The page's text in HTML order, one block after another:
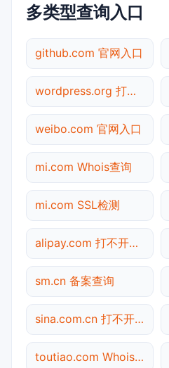
多类型查询入口
github.com 官网入口
wordpress.org 打不开检测
weibo.com 官网入口
mi.com Whois查询
mi.com SSL检测
alipay.com 打不开检测
sm.cn 备案查询
sina.com.cn 打不开检测
toutiao.com Whois查询